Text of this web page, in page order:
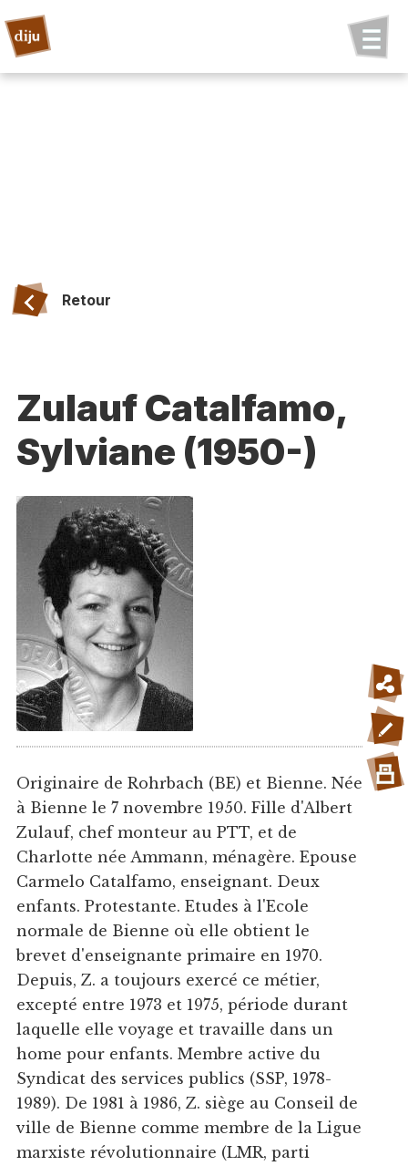
Retour
Zulauf Catalfamo,
Sylviane (1950-)
Originaire de Rohrbach (BE) et Bienne. Née
à Bienne le 7 novembre 1950. Fille d'Albert
Zulauf, chef monteur au PTT, et de
Charlotte née Ammann, ménagère. Epouse
Carmelo Catalfamo, enseignant. Deux
enfants. Protestante. Etudes à l'Ecole
normale de Bienne où elle obtient le
brevet d'enseignante primaire en 1970.
Depuis, Z. a toujours exercé ce métier,
excepté entre 1973 et 1975, période durant
laquelle elle voyage et travaille dans un
home pour enfants. Membre active du
Syndicat des services publics (SSP, 1978-
1989). De 1981 à 1986, Z. siège au Conseil de
ville de Bienne comme membre de la Ligue
marxiste révolutionnaire (LMR, parti